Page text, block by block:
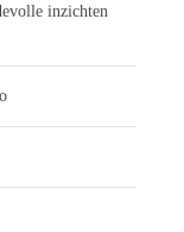
inzichten